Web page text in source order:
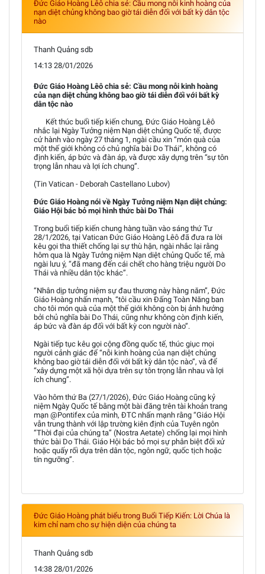
Đức Giáo Hoàng Lêô chia sẻ: Cầu mong nỗi kinh hoàng của
nạn diệt chủng không bao giờ tái diễn đối với bất kỳ dân tộc
nào
Thanh Quảng sdb
14:13 28/01/2026
Đức Giáo Hoàng Lêô chia sẻ: Cầu mong nỗi kinh hoàng
của nạn diệt chủng không bao giờ tái diễn đối với bất kỳ
dân tộc nào
Kết thúc buổi tiếp kiến chung, Đức Giáo Hoàng Lêô
nhắc lại Ngày Tưởng niệm Nạn diệt chủng Quốc tế, được
cử hành vào ngày 27 tháng 1, ngài cầu xin “món quà của
một thế giới không có chủ nghĩa bài Do Thái”, không có
định kiến, áp bức và đàn áp, và được xây dựng trên “sự tôn
trọng lẫn nhau và lợi ích chung”.
(Tin Vatican - Deborah Castellano Lubov)
Đức Giáo Hoàng nói về Ngày Tưởng niệm Nạn diệt chủng:
Giáo Hội bác bỏ mọi hình thức bài Do Thái
Trong buổi tiếp kiến chung hàng tuần vào sáng thứ Tư
28/1/2026, tại Vatican Đức Giáo Hoàng Lêô đã đưa ra lời
kêu gọi tha thiết chống lại sự thù hận, ngài nhắc lại rằng
hôm qua là Ngày Tưởng niệm Nạn diệt chủng Quốc tế, mà
ngài lưu ý, “đã mang đến cái chết cho hàng triệu người Do
Thái và nhiều dân tộc khác”.
“Nhân dịp tưởng niệm sự đau thương này hàng năm”, Đức
Giáo Hoàng nhấn mạnh, “tôi cầu xin Đấng Toàn Năng ban
cho tôi món quà của một thế giới không còn bị ảnh hưởng
bởi chủ nghĩa bài Do Thái, cũng như không còn định kiến,
áp bức và đàn áp đối với bất kỳ con người nào”.
Ngài tiếp tục kêu gọi cộng đồng quốc tế, thúc giục mọi
người cảnh giác để “nỗi kinh hoàng của nạn diệt chủng
không bao giờ tái diễn đối với bất kỳ dân tộc nào”, và để
“xây dựng một xã hội dựa trên sự tôn trọng lẫn nhau và lợi
ích chung”.
Vào hôm thứ Ba (27/1/2026), Đức Giáo Hoàng cũng kỷ
niệm Ngày Quốc tế bằng một bài đăng trên tài khoản trang
mạn @Pontifex của mình, ĐTC nhấn mạnh rằng “Giáo Hội
vẫn trung thành với lập trường kiên định của Tuyên ngôn
“Thời đại của chúng ta” (Nostra Aetate) chống lại mọi hình
thức bài Do Thái. Giáo Hội bác bỏ mọi sự phân biệt đối xử
hoặc quấy rối dựa trên dân tộc, ngôn ngữ, quốc tịch hoặc
tín ngưỡng”.
Đức Giáo Hoàng phát biểu trong Buổi Tiếp Kiến: Lời Chúa là
kim chỉ nam cho sự hiện diện của chúng ta
Thanh Quảng sdb
14:38 28/01/2026